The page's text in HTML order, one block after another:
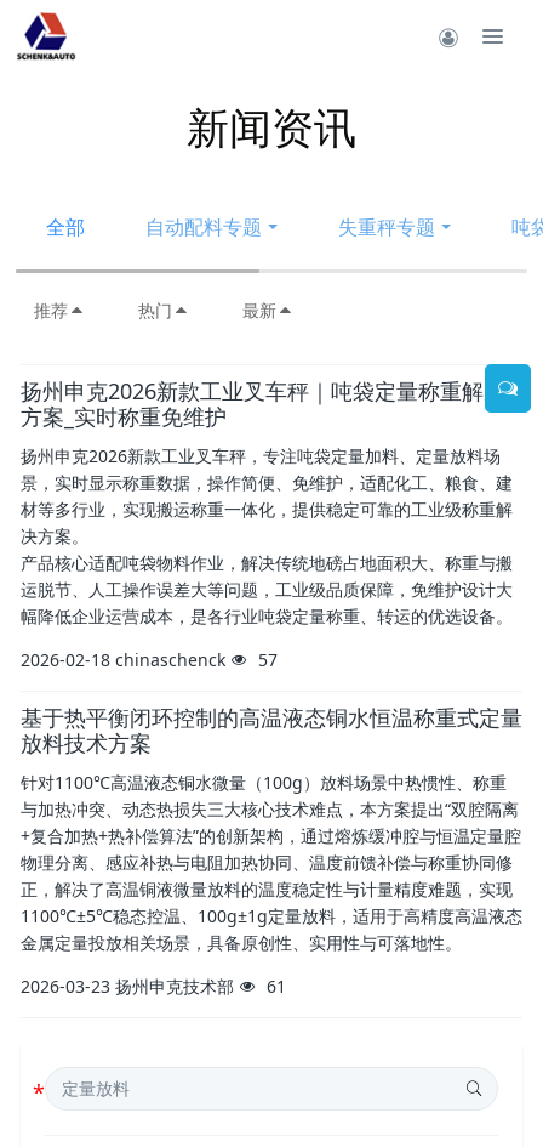
新闻资讯
全部 自动配料专题 失重秤专题 吨
推荐 热门 最新
扬州申克2026新款工业叉车秤｜吨袋定量称重解决
方案_实时称重免维护
扬州申克2026新款工业叉车秤，专注吨袋定量加料、定量放料场
景，实时显示称重数据，操作简便、免维护，适配化工、粮食、建
材等多行业，实现搬运称重一体化，提供稳定可靠的工业级称重解
决方案。
产品核心适配吨袋物料作业，解决传统地磅占地面积大、称重与搬
运脱节、人工操作误差大等问题，工业级品质保障，免维护设计大
幅降低企业运营成本，是各行业吨袋定量称重、转运的优选设备。
2026-02-18 chinaschenck 57
基于热平衡闭环控制的高温液态铜水恒温称重式定量
放料技术方案
针对1100℃高温液态铜水微量（100g）放料场景中热惯性、称重
与加热冲突、动态热损失三大核心技术难点，本方案提出“双腔隔离
+复合加热+热补偿算法”的创新架构，通过熔炼缓冲腔与恒温定量腔
物理分离、感应补热与电阻加热协同、温度前馈补偿与称重协同修
正，解决了高温铜液微量放料的温度稳定性与计量精度难题，实现
1100℃±5℃稳态控温、100g±1g定量放料，适用于高精度高温液态
金属定量投放相关场景，具备原创性、实用性与可落地性。
2026-03-23 扬州申克技术部 61